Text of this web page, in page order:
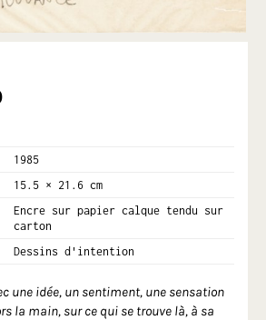
1985
15.5 × 21.6 cm
Encre sur papier calque tendu sur
carton
Dessins d'intention
une idée, un sentiment, une sensation
la main, sur ce qui se trouve là, à sa